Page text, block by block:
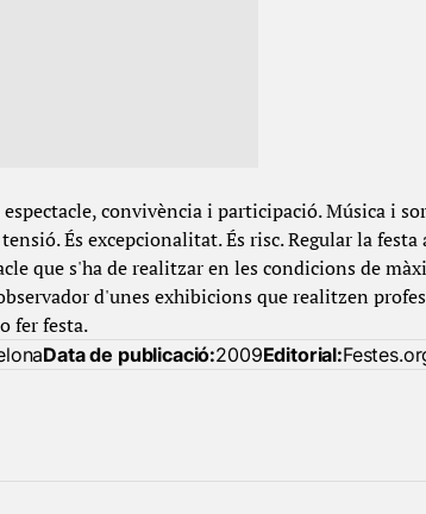
espectacle, convivència i participació. Música i
És excepcionalitat. És risc. Regular la
que s'ha de realitzar en les condicions de
d'unes exhibicions que realitzen
fer festa.
Data de publicació:2009Editorial: